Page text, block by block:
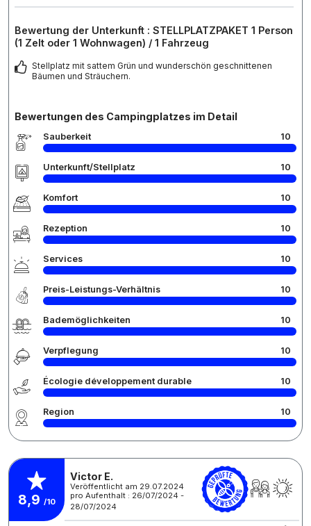
Bewertung der Unterkunft : STELLPLATZPAKET 1 Person
(1 Zelt oder 1 Wohnwagen) / 1 Fahrzeug
Stellplatz mit sattem Grün und wunderschön geschnittenen
Bäumen und Sträuchern.
Bewertungen des Campingplatzes im Detail
Sauberkeit 10
Unterkunft/Stellplatz 10
Komfort 10
Rezeption 10
Services 10
Preis-Leistungs-Verhältnis 10
Bademöglichkeiten 10
Verpflegung 10
Écologie développement durable 10
Region 10
8,9 /10
Victor E.
Veröffentlicht am 29.07.2024
pro Aufenthalt : 26/07/2024 -
28/07/2024